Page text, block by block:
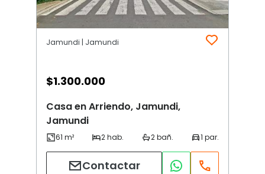
Jamundi | Jamundi
$1.300.000
Casa en Arriendo, Jamundi,
Jamundi
Contactar